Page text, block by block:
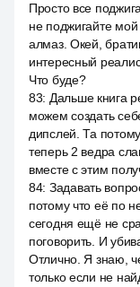
Просто все
не поджигайте
алмаз. Окей,
интересный
Что буде?
83: Дальше книга
можем создать
дипслей. Та
теперь 2 ведра
вместе с этим
84: Задавать
потому что её по
сегодня ещё не
поговорить. И
Отлично. Я знаю,
только если не